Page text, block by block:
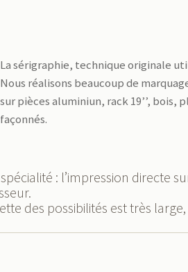
La sérigraphie, technique originale
Nous réalisons beaucoup de
sur pièces aluminiun, rack 19’’,
façonnés.
: l’impression directe
des possibilités est très